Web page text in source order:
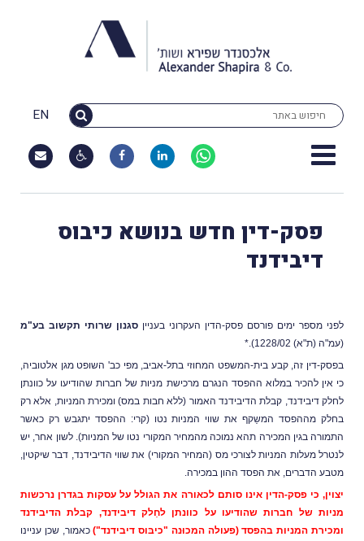
EN
פסק-דין חדש בנושא כיבוס
דיבידנד
לפני מספר ימים פורסם פסק-הדין העקרוני בעניין סגנון שרותי תקשוב בע"מ
(עמ"ה (ת"א) 1228/02).*
בפסק-דין זה, קבע בית-המשפט המחוזי בתל-אביב, מפי כב' השופט מגן אלטוביה,
כי אין להכיר במלוא ההפסד הנגרם מרכישת מניות של חברות שהודיעו על כוונתן
לחלק דיבידנד, קבלת הדיבידנד האמור (ללא חבות במס) ומכירת המניות, אלא רק
בחלק מההפסד המשַקף את שווי המניות נטו (קרי: ההפסד יתגבש רק כאשר
התמורה בגין המכירה תהא נמוכה מהמחיר המקורי נטו של המניות).לשון אחר, יש
לנטרל מעלות המניות לצורכי מס (המחיר המקורי) את שווי הדיבידנד, דבר שיקטין,
מטבע הדברים, את הפסד ההון במכירה.
יצוין, כי פסק-הדין אינו סותם לכאורה את הגולל על עסקות בגדרן נרכשות
מניות של חברות שהודיעו על כוונתן לחַלק דיבידנד, קבלת הדיבידנד
ומכירת המניות בהפסד (פעולה המכוּנה "כיבּוס דיבידנד")כאמור, שכן עניינו